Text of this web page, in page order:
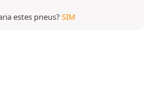
estes pneus?SIM